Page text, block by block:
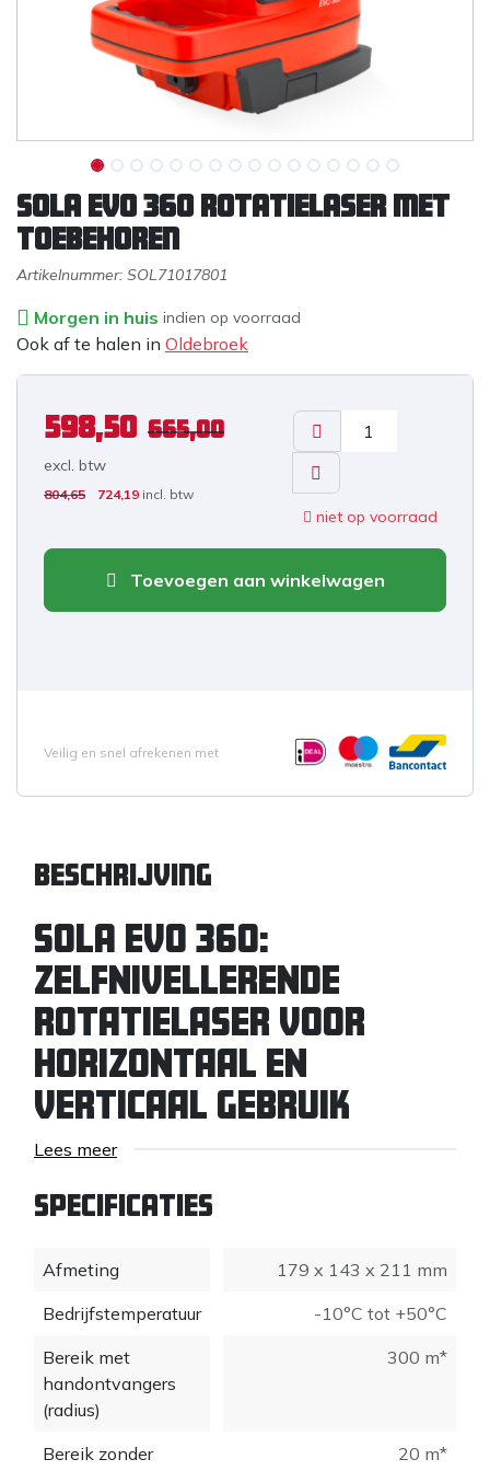
Sola EVO 360 Rotatielaser met
toebehoren
Artikelnummer: SOL71017801
Morgen in huis indien op voorraad
Ook af te halen in Oldebroek
598,50 665,00
excl. btw
804,65 724,19 incl. btw
niet op voorraad
Toevoegen aan winkelwagen
Veilig en snel afrekenen met
Beschrijving
Sola EVO 360:
ZELFNIVELLERENDE
ROTATIELASER VOOR
HORIZONTAAL EN
VERTICAAL GEBRUIK
De EVO 360 is een nauwkeurige en
horizontaal en verticaal nivelleren, zelfs over grote
spreekt voor zich. De zelfnivellering begint
automatisch wanneer het apparaat in bedrijf wordt
hellingen tot 5°. Dankzij beschermingsklasse IP66
kan zowel de EVO 360 als de handontvanger REC
RRD1 binnen én buiten worden gebruikt.
TOEPASSING
Lees meer
Specificaties
Afmeting
179 x 143 x 211 mm
Bedrijfstemperatuur
-10°C tot +50°C
Bereik met
handontvangers
(radius)
300 m*
Bereik zonder
20 m*